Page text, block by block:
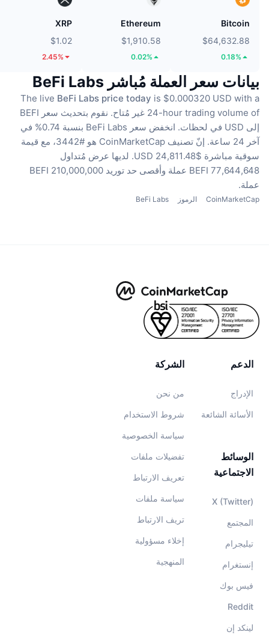
Bitcoin
$64,632.88
0.18%
Ethereum
$1,910.58
0.02%
XRP
$1.02
2.45%
بيانات سعر العملة مُباشر BeFi Labs
The live BeFi Labs price today is $0.000320 USD with a
24-hour trading volume of غير مُتاح.
نقوم بتحديث سعر BEFI
إلى USD في لحظات.
انخفض سعر BeFi Labs بنسبة 0.74% في
آخر 24 ساعة.
إنّ تصنيف CoinMarketCap هو #3442، مع قيمة
سوقية مباشرة $24,811.48 USD.
لديها عرض مُتداول
77,644,648 BEFI عملة
وأقصى حد توريد 210,000,000 BEFI
عملة.
CoinMarketCap الرموز BeFi Labs
الشركة
من نحن
شروط الاستخدام
سياسة الخصوصية
تفضيلات ملفات
تعريف الارتباط
سياسة ملفات
تريف الارتباط
إخلاء مسؤولية
المنهجية
الدعم
الإدراج
الأسائة الشائعة
الوسائط
الاجتماعية
X (Twitter)
المجتمع
تيليجرام
إنستغرام
فيس بوك
Reddit
لينكد إن